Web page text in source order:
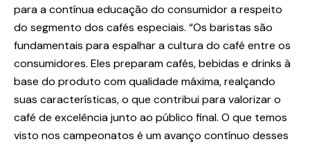
para a contínua educação do consumidor a respeito
do segmento dos cafés especiais. “Os baristas são
fundamentais para espalhar a cultura do café entre os
consumidores. Eles preparam cafés, bebidas e drinks à
base do produto com qualidade máxima, realçando
suas características, o que contribui para valorizar o
café de excelência junto ao público final. O que temos
visto nos campeonatos é um avanço contínuo desses